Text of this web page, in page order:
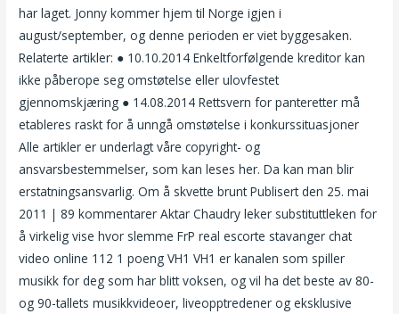
har laget. Jonny kommer hjem til Norge igjen i
august/september, og denne perioden er viet byggesaken.
Relaterte artikler: ● 10.10.2014 Enkeltforfølgende kreditor kan
ikke påberope seg omstøtelse eller ulovfestet
gjennomskjæring ● 14.08.2014 Rettsvern for panteretter må
etableres raskt for å unngå omstøtelse i konkurssituasjoner
Alle artikler er underlagt våre copyright- og
ansvarsbestemmelser, som kan leses her. Da kan man blir
erstatningsansvarlig. Om å skvette brunt Publisert den 25. mai
2011 | 89 kommentarer Aktar Chaudry leker substituttleken for
å virkelig vise hvor slemme FrP real escorte stavanger chat
video online 112 1 poeng VH1 VH1 er kanalen som spiller
musikk for deg som har blitt voksen, og vil ha det beste av 80-
og 90-tallets musikkvideoer, liveopptredener og eksklusive